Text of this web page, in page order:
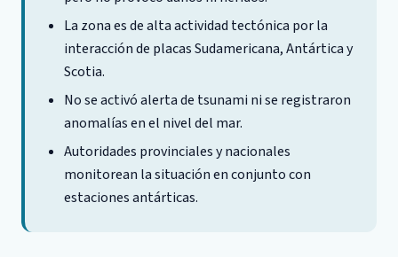
La zona es de alta actividad tectónica por la
interacción de placas Sudamericana, Antártica y
Scotia.
No se activó alerta de tsunami ni se registraron
anomalías en el nivel del mar.
Autoridades provinciales y nacionales
monitorean la situación en conjunto con
estaciones antárticas.